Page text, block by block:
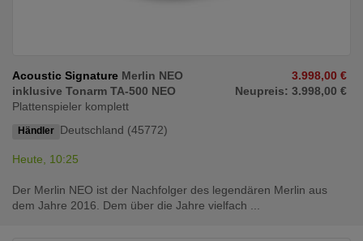
Acoustic Signature Merlin NEO
inklusive Tonarm TA-500 NEO
Plattenspieler komplett
Händler Deutschland (45772)
3.998,00 €
Neupreis: 3.998,00 €
Heute, 10:25
Der Merlin NEO ist der Nach­folger des legen­dären Merlin aus
dem Jahre 2016. Dem über die Jahre vielfach ...